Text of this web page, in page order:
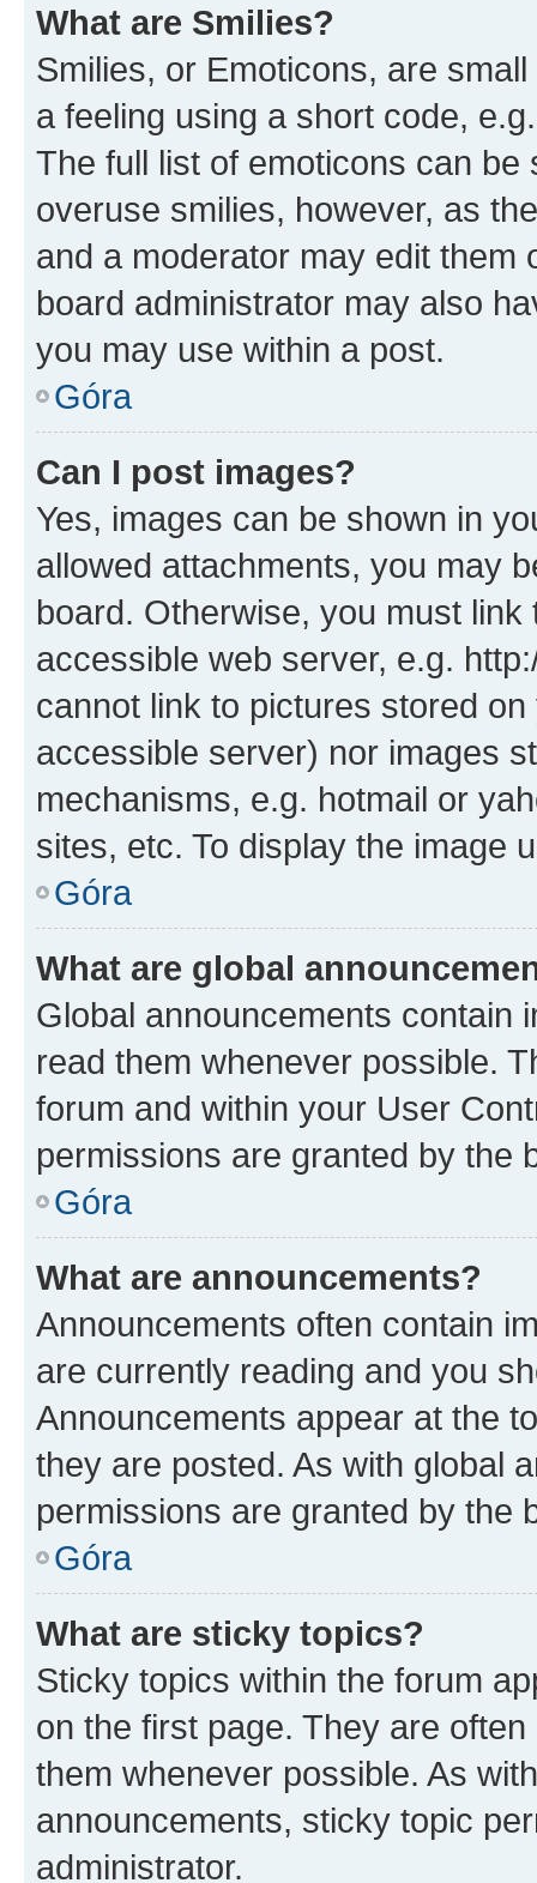
What are Smilies?
Smilies, or Emoticons, are
a feeling using a short code,
The full list of emoticons can
overuse smilies, however, as
and a moderator may edit them
board administrator may also
you may use within a post.
Góra
Can I post images?
Yes, images can be shown in
allowed attachments, you may
board. Otherwise, you must
accessible web server, e.g.
cannot link to pictures stored
accessible server) nor images
mechanisms, e.g. hotmail or
sites, etc. To display the image
Góra
What are global
Global announcements contain
read them whenever possible.
forum and within your User
permissions are granted by the
Góra
What are announcements?
Announcements often contain
are currently reading and you
Announcements appear at the
they are posted. As with global
permissions are granted by the
Góra
What are sticky topics?
Sticky topics within the forum
on the first page. They are
them whenever possible. As
announcements, sticky topic
administrator.